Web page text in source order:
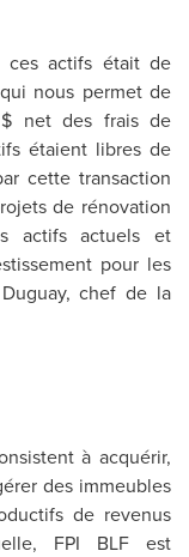
ces actifs était de
nous permet de
net des frais de
étaient libres de
cette transaction
de rénovation
actifs actuels et
pour les
, chef de la
à acquérir,
des immeubles
de revenus
FPI BLF est